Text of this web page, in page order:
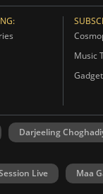
Music
Darjeeling
Live Maa